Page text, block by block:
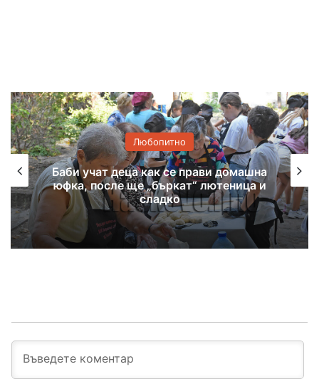
Любопитно
Хасковско присъствие в
националната изложба „Забравените
божества“